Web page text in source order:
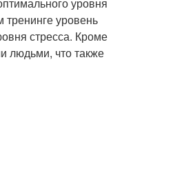
тренинге уровень
стресса. Кроме
людьми, что также